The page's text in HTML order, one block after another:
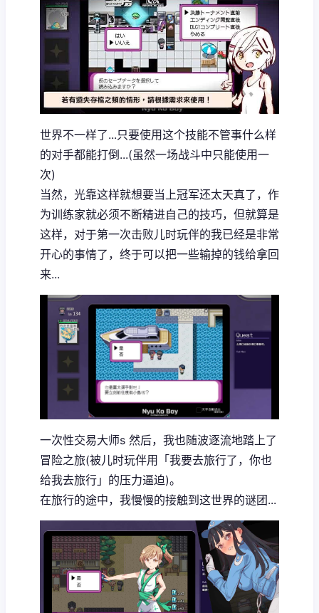
世界不一样了...只要使用这个技能不管事什么样
的对手都能打倒...(虽然一场战斗中只能使用一
次)
当然，光靠这样就想要当上冠军还太天真了，作
为训练家就必须不断精进自己的技巧，但就算是
这样，对于第一次击败儿时玩伴的我已经是非常
开心的事情了，终于可以把一些输掉的钱给拿回
来...
一次性交易大师s 然后，我也随波逐流地踏上了
冒险之旅(被儿时玩伴用「我要去旅行了，你也
给我去旅行」的压力逼迫)。
在旅行的途中，我慢慢的接触到这世界的谜团...